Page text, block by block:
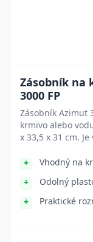
Zásobník na
3000 FP
Zásobník Azimut
krmivo alebo
x 33,5 x 31 cm.
Vhodný na
Odolný
Praktické